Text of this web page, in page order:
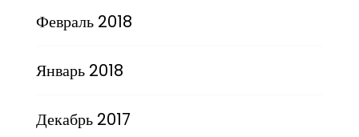
Февраль 2018
Январь 2018
Декабрь 2017